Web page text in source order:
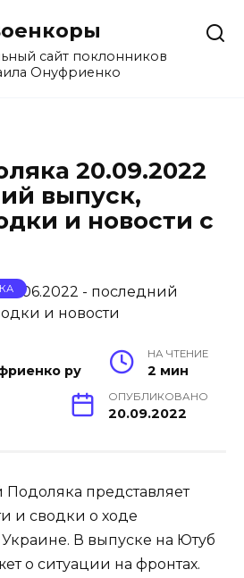
сайт поклонников
Онуфриенко
20.09.2022
выпуск,
и новости с
ру
НА ЧТЕНИЕ
2 мин
ОПУБЛИКОВАНО
20.09.2022
представляет
и сводки о ходе
В выпуске на Ютуб
о ситуации на фронтах.